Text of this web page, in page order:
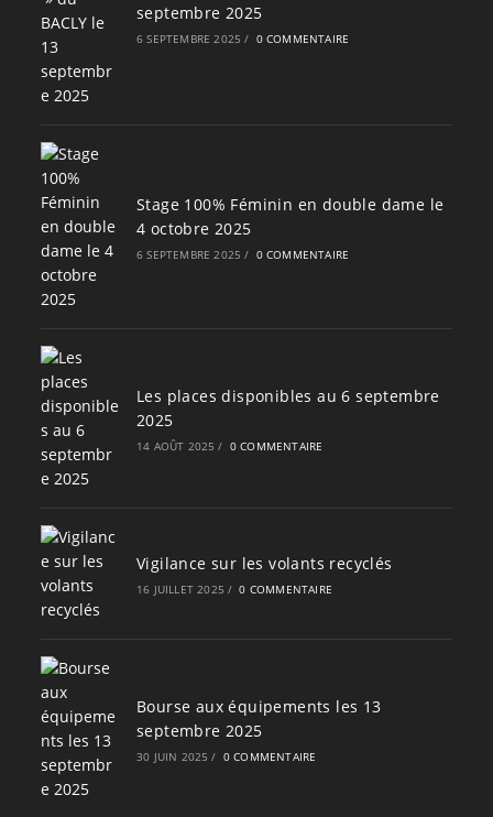
septembre 2025
6 SEPTEMBRE 2025 / 0 COMMENTAIRE
Stage 100% Féminin en double dame le
4 octobre 2025
6 SEPTEMBRE 2025 / 0 COMMENTAIRE
Les places disponibles au 6 septembre
2025
14 AOÛT 2025 / 0 COMMENTAIRE
Vigilance sur les volants recyclés
16 JUILLET 2025 / 0 COMMENTAIRE
Bourse aux équipements les 13
septembre 2025
30 JUIN 2025 / 0 COMMENTAIRE